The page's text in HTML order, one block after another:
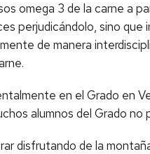
omega 3 de la carne a
perjudicándolo, sino
de manera
en el Grado en
alumnos del Grado
disfrutando de la